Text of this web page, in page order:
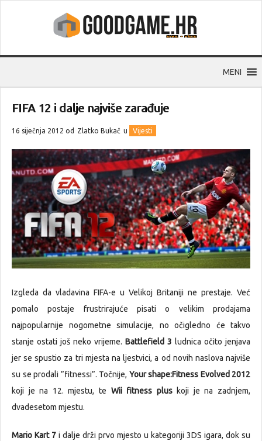
MENI
FIFA 12 i dalje najviše zarađuje
16 siječnja 2012 od Zlatko Bukač u Vijesti
Izgleda da vladavina FIFA-e u Velikoj Britaniji ne prestaje. Već
pomalo postaje frustrirajuće pisati o velikim prodajama
najpopularnije nogometne simulacije, no očigledno će takvo
stanje ostati još neko vrijeme. Battlefield 3 ludnica očito jenjava
jer se spustio za tri mjesta na ljestvici, a od novih naslova najviše
su se prodali ”fitnessi”. Točnije, Your shape:Fitness Evolved 2012
koji je na 12. mjestu, te Wii fitness pluskoji je na zadnjem,
dvadesetom mjestu.
Mario Kart 7 i dalje drži prvo mjesto u kategoriji 3DS igara, dok su